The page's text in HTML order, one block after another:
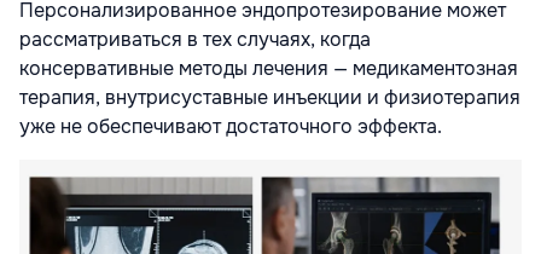
Персонализированное эндопротезирование может
рассматриваться в тех случаях, когда
консервативные методы лечения — медикаментозная
терапия, внутрисуставные инъекции и физиотерапия
уже не обеспечивают достаточного эффекта.